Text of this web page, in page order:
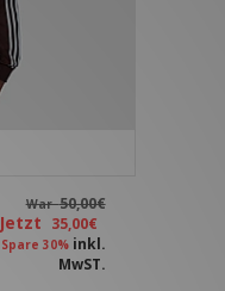
War50,00€
Jetzt 35,00€
Spare 30% inkl.
MwST.